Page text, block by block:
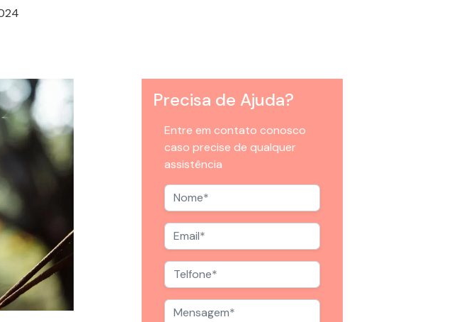
Precisa de Ajuda?
Entre em contato conosco
caso precise de qualquer
assistência